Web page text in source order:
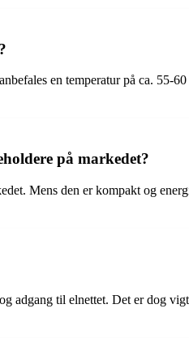
en temperatur på ca. 55-
på markedet?
Mens den er kompakt og
adgang til elnettet. Det er dog